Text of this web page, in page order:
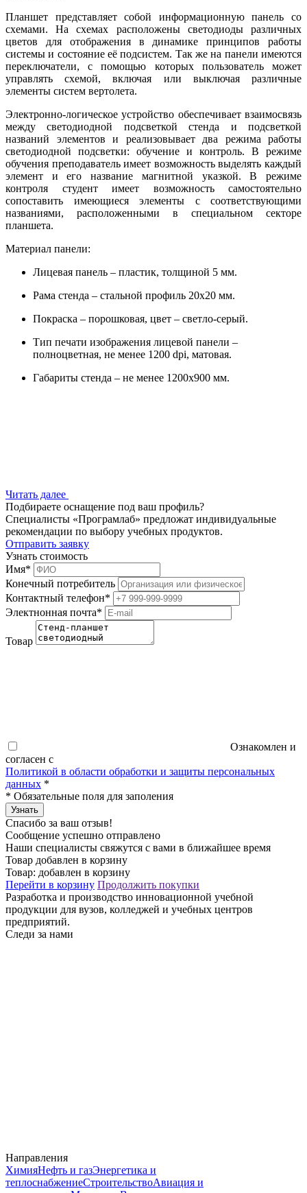
Планшет представляет собой информационную панель со
схемами. На схемах расположены светодиоды различных
цветов для отображения в динамике принципов работы
системы и состояние её подсистем. Так же на панели имеются
переключатели, с помощью которых пользователь может
управлять схемой, включая или выключая различные
элементы систем вертолета.
Электронно-логическое устройство обеспечивает взаимосвязь
между светодиодной подсветкой стенда и подсветкой
названий элементов и реализовывает два режима работы
светодиодной подсветки: обучение и контроль. В режиме
обучения преподаватель имеет возможность выделять каждый
элемент и его название магнитной указкой. В режиме
контроля студент имеет возможность самостоятельно
сопоставить имеющиеся элементы с соответствующими
названиями, расположенными в специальном секторе
планшета.
Материал панели:
Лицевая панель – пластик, толщиной 5 мм.
Рама стенда – стальной профиль 20х20 мм.
Покраска – порошковая, цвет – светло-серый.
Тип печати изображения лицевой панели –
полноцветная, не менее 1200 dpi, матовая.
Габариты стенда – не менее 1200х900 мм.
Читать далее
Подбираете оснащение под ваш профиль?
Специалисты «Програмлаб» предложат индивидуальные
рекомендации по выбору учебных продуктов.
Отправить заявку
Узнать стоимость
Имя*
Конечный потребитель
Контактный телефон*
Электнонная почта*
Товар
Ознакомлен и
согласен с
Политикой в области обработки и защиты персональных
данных *
* Обязательные поля для заполения
Узнать
Спасибо за ваш отзыв!
Сообщение успешно отправлено
Наши специалисты свяжутся с вами в ближайшее время
Товар добавлен в корзину
Товар: добавлен в корзину
Перейти в корзину Продолжить покупки
Разработка и производство инновационной учебной
продукции для вузов, колледжей и учебных центров
предприятий.
Следи за нами
Направления
ХимияНефть и газЭнергетика и
теплоснабжениеСтроительствоАвиация и